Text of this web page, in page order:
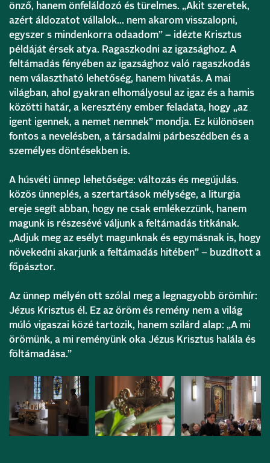
önző, hanem önfeláldozó és türelmes. „Akit szeretek,
azért áldozatot vállalok… nem akarom visszalopni,
egyszer s mindenkorra odaadom” – idézte Krisztus
példáját érsek atya. Ragaszkodni az igazsághoz. A
feltámadás fényében az igazsághoz való ragaszkodás
nem választható lehetőség, hanem hivatás. A mai
világban, ahol gyakran elhomályosul az igaz és a hamis
közötti határ, a keresztény ember feladata, hogy „az
igent igennek, a nemet nemnek” mondja. Ez különösen
fontos a nevelésben, a társadalmi párbeszédben és a
személyes döntésekben is.
A húsvéti ünnep lehetősége: változás és megújulás.
közös ünneplés, a szertartások mélysége, a liturgia
ereje segít abban, hogy ne csak emlékezzünk, hanem
magunk is részesévé váljunk a feltámadás titkának.
„Adjuk meg az esélyt magunknak és egymásnak is, hogy
növekedni akarjunk a feltámadás hitében” – buzdított a
főpásztor.
Az ünnep mélyén ott szólal meg a legnagyobb örömhír:
Jézus Krisztus él. Ez az öröm és remény nem a világ
múló vigaszai közé tartozik, hanem szilárd alap: „A mi
örömünk, a mi reményünk oka Jézus Krisztus halála és
föltámadása.”